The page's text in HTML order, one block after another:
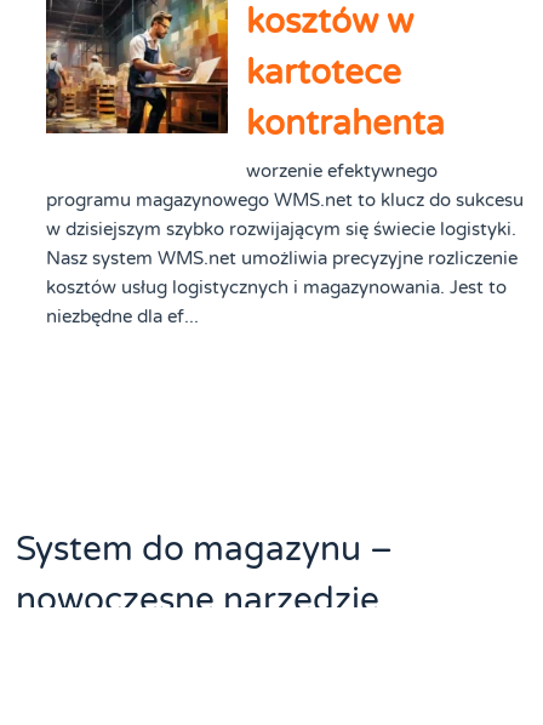
kosztów w
kartotece
kontrahenta
worzenie efektywnego
programu magazynowego WMS.net to klucz do sukcesu
w dzisiejszym szybko rozwijającym się świecie logistyki.
Nasz system WMS.net umożliwia precyzyjne rozliczenie
kosztów usług logistycznych i magazynowania. Jest to
niezbędne dla ef...
System do magazynu –
nowoczesne narzędzie